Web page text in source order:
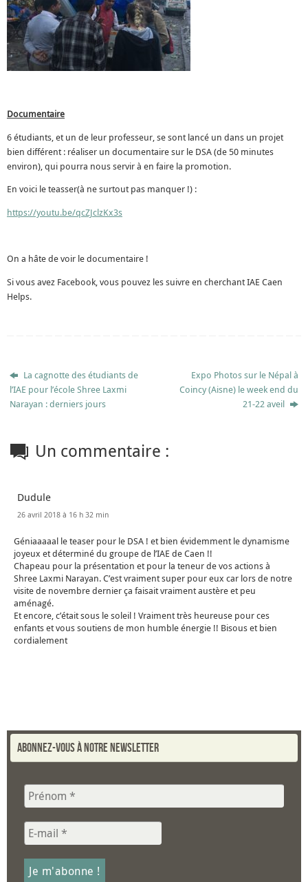
Documentaire
6 étudiants, et un de leur professeur, se sont lancé un dans un projet
bien différent : réaliser un documentaire sur le DSA (de 50 minutes
environ), qui pourra nous servir à en faire la promotion.
En voici le teasser(à ne surtout pas manquer !) :
https://youtu.be/qcZJclzKx3s
On a hâte de voir le documentaire !
Si vous avez Facebook, vous pouvez les suivre en cherchant IAE Caen
Helps.
La cagnotte des étudiants de
l’IAE pour l’école Shree Laxmi
Narayan : derniers jours
Expo Photos sur le Népal à
Coincy (Aisne) le week end du
21-22 aveil
Un commentaire :
Dudule
26 avril 2018 à 16 h 32 min
Géniaaaaal le teaser pour le DSA ! et bien évidemment le dynamisme
joyeux et déterminé du groupe de l’IAE de Caen !!
Chapeau pour la présentation et pour la teneur de vos actions à
Shree Laxmi Narayan. C’est vraiment super pour eux car lors de notre
visite de novembre dernier ça faisait vraiment austère et peu
aménagé.
Et encore, c’était sous le soleil ! Vraiment très heureuse pour ces
enfants et vous soutiens de mon humble énergie !! Bisous et bien
cordialement
Abonnez-vous à notre newsletter